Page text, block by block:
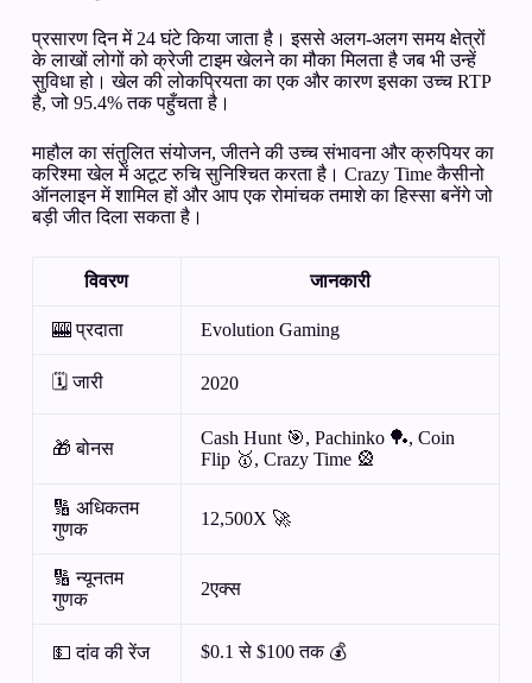
प्रसारण दिन में 24 घंटे किया जाता है। इससे अलग-अलग समय क्षेत्रों
के लाखों लोगों को क्रेजी टाइम खेलने का मौका मिलता है जब भी उन्हें
सुविधा हो। खेल की लोकप्रियता का एक और कारण इसका उच्च RTP
है, जो 95.4% तक पहुँचता है।
माहौल का संतुलित संयोजन, जीतने की उच्च संभावना और क्रुपियर का
करिश्मा खेल में अटूट रुचि सुनिश्चित करता है। Crazy Time कैसीनो
ऑनलाइन में शामिल हों और आप एक रोमांचक तमाशे का हिस्सा बनेंगे जो
बड़ी जीत दिला सकता है।
विवरण जानकारी
🎰 प्रदाता Evolution Gaming
🗓️ जारी 2020
🎁 बोनस
Cash Hunt 🎯, Pachinko 🏓, Coin
Flip 🥇, Crazy Time 🎡
🔢 अधिकतम
गुणक
12,500X 🚀
🔢 न्यूनतम
गुणक
2एक्स
💵 दांव की रेंज $0.1 से $100 तक 💰